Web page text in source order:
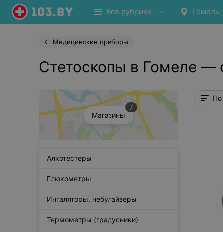
Все рубрики Гомель
Медицинские приборы
Стетоскопы в Гомеле —
Магазины
7
Алкотестеры
Глюкометры
Ингаляторы, небулайзеры
Термометры (градусники)
По